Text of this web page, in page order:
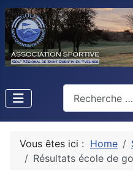
Vous êtes ici : Home
Résultats école de